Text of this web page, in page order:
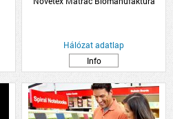
Hálózat adatlap
Info